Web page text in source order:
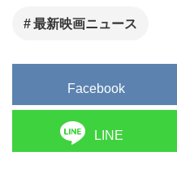
最新映画ニュース
Facebook
LINE